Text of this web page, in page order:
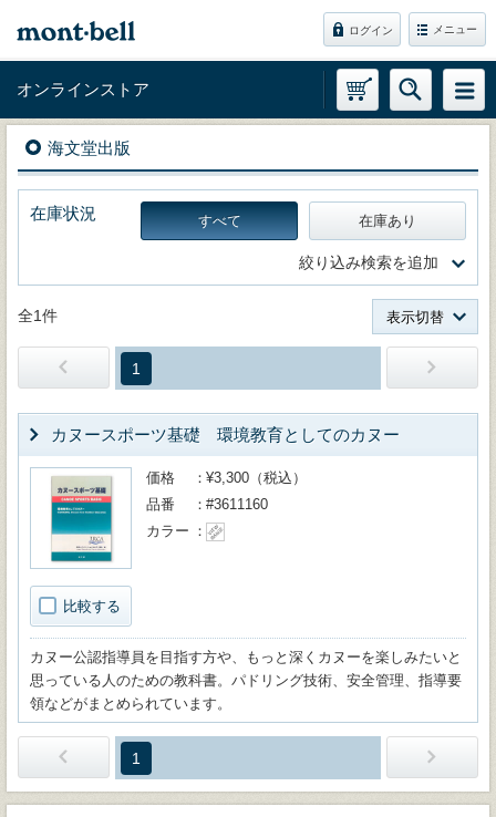
ログイン メニュー
オンラインストア
海文堂出版
在庫状況 すべて 在庫あり
絞り込み検索を追加
全1件 表示切替
1
カヌースポーツ基礎 環境教育としてのカヌー
比較する
価格
¥3,300（税込）
品番
#3611160
カラー
カヌー公認指導員を目指す方や、もっと深くカヌーを楽しみたいと
思っている人のための教科書。パドリング技術、安全管理、指導要
領などがまとめられています。
1